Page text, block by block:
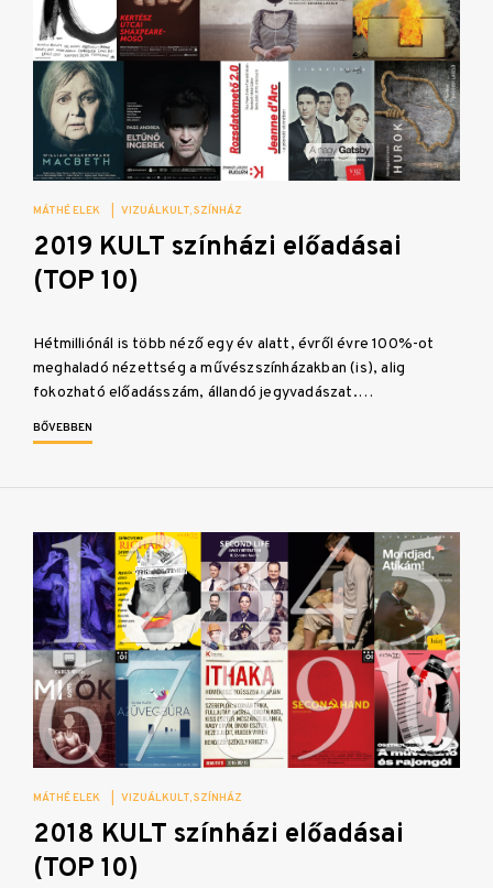
MÁTHÉ ELEK VIZUÁLKULT SZÍNHÁZ
2019 KULT színházi előadásai
(TOP 10)
Hétmilliónál is több néző egy év alatt, évről évre 100%-ot
meghaladó nézettség a művészszínházakban (is), alig
fokozható előadásszám, állandó jegyvadászat.…
BŐVEBBEN
MÁTHÉ ELEK VIZUÁLKULT SZÍNHÁZ
2018 KULT színházi előadásai
(TOP 10)